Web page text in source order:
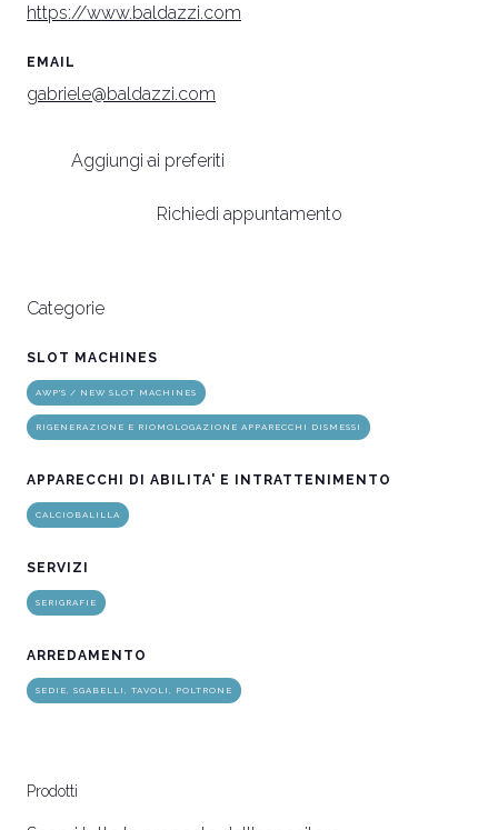
A cura di:
https://www.baldazzi.com
EMAIL
gabriele@baldazzi.com
Aggiungi ai preferiti
Richiedi appuntamento
Categorie
SLOT MACHINES
AWP'S / NEW SLOT MACHINES
RIGENERAZIONE E RIOMOLOGAZIONE APPARECCHI DISMESSI
APPARECCHI DI ABILITA' E INTRATTENIMENTO
CALCIOBALILLA
SERVIZI
SERIGRAFIE
ARREDAMENTO
SEDIE, SGABELLI, TAVOLI, POLTRONE
Prodotti